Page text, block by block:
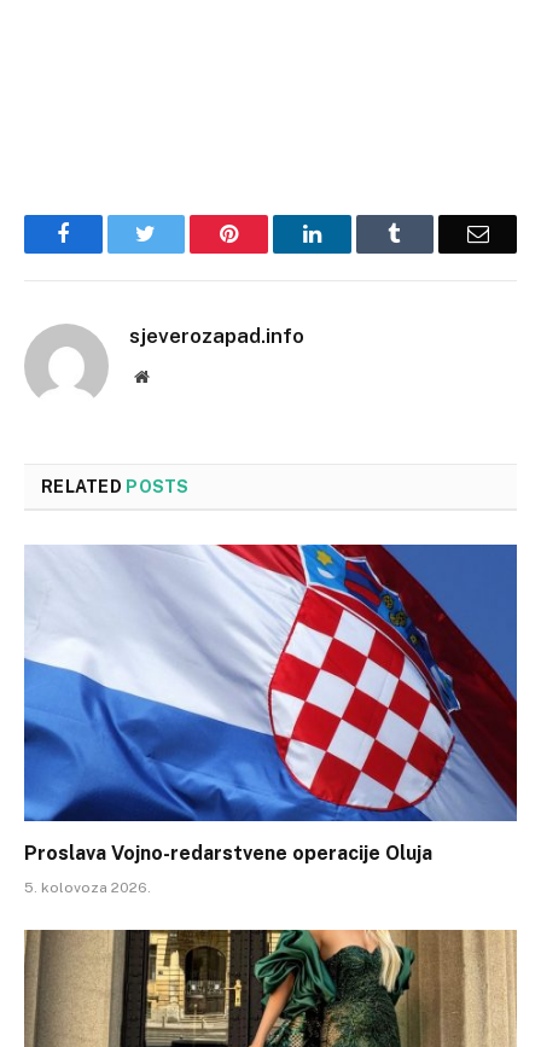
Facebook Pinterest LinkedIn Email
sjeverozapad.info
Website
RELATED POSTS
Proslava Vojno-redarstvene operacije Oluja
5. kolovoza 2026.